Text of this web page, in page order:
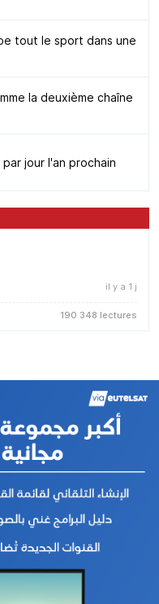
tout le sport dans une
la deuxième chaîne
jour l'an prochain
il y a 1 j
190 348 lectures